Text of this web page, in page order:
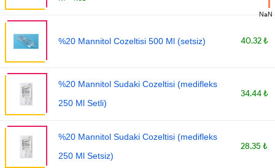
%20 Mannitol Cozeltisi 500 Ml (setsiz) 40.32 ₺
%20 Mannitol Sudaki Cozeltisi (medifleks
250 Ml Setli)
34.44 ₺
%20 Mannitol Sudaki Cozeltisi (medifleks
250 Ml Setsiz)
28.35 ₺
NaN